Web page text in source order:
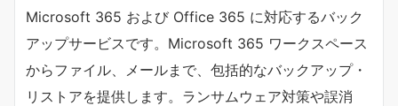
Microsoft 365 および Office 365 に対応するバック
アップサービスです。Microsoft 365 ワークスペース
からファイル、メールまで、包括的なバックアップ・
リストアを提供します。ランサムウェア対策や誤消